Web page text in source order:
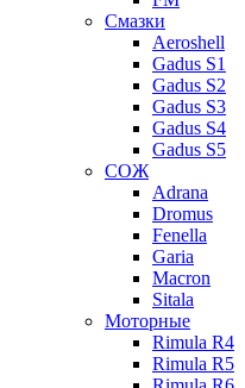
Смазки
Aeroshell
Gadus S1
Gadus S2
Gadus S3
Gadus S4
Gadus S5
СОЖ
Adrana
Dromus
Fenella
Garia
Macron
Sitala
Моторные
Rimula R4
Rimula R5